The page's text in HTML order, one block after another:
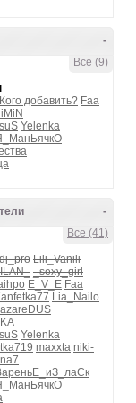
-
Все (9)
Кого добавить? Faa
Yelenka
-
Все (41)
Lili_Vanili
_sexy_girl
E_V_E Faa
Lia_Nailo
Yelenka
maxxta niki-